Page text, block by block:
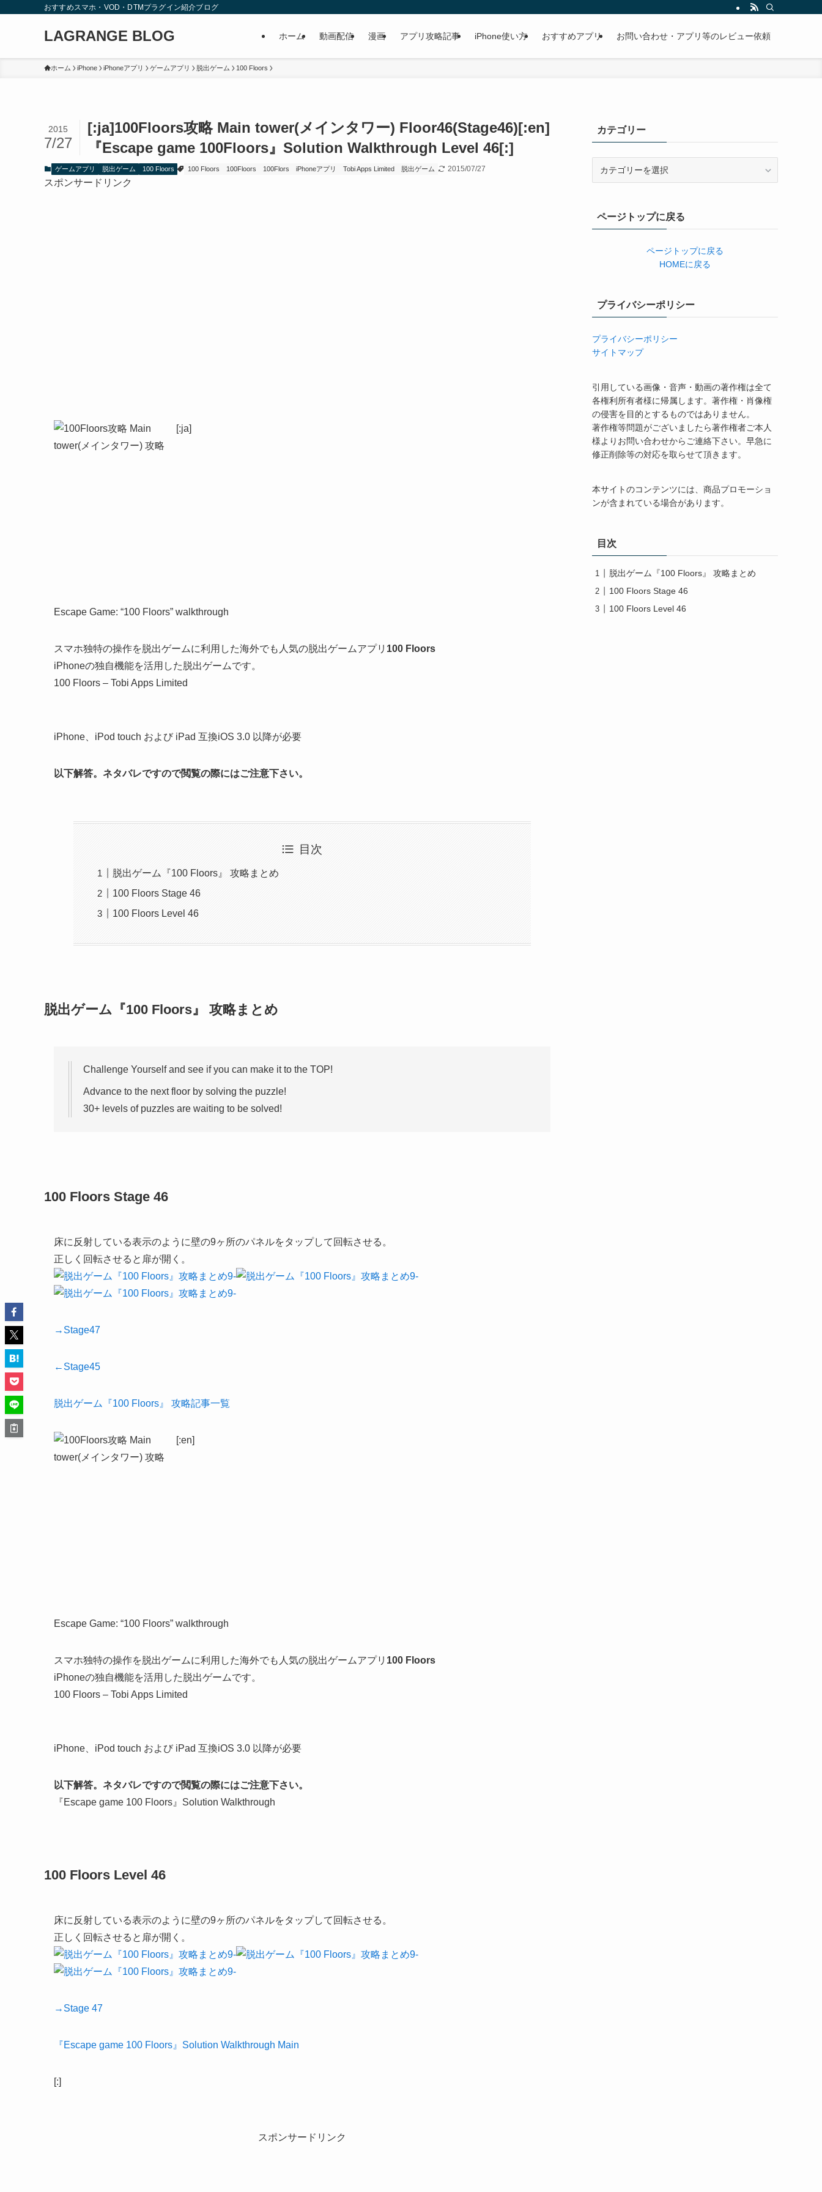
おすすめスマホ・VOD・DTMプラグイン紹介ブログ
LAGRANGE BLOG ホーム 動画配信 漫画 アプリ攻略記事 iPhone使い方 おすすめアプリ お問い合わせ・アプリ等のレビュー依頼
ホーム iPhone iPhoneアプリ ゲームアプリ 脱出ゲーム 100 Floors
[:ja]100Floors攻略 Main tower(メインタワー) Floor46(Stage46)[:en]
『Escape game 100Floors』Solution Walkthrough Level 46[:]
2015
7/27
ゲームアプリ 脱出ゲーム 100 Floors 100 Floors 100Floors 100Flors iPhoneアプリ Tobi Apps Limited 脱出ゲーム 2015/07/27
スポンサードリンク
[:ja]
Escape Game: “100 Floors” walkthrough
スマホ独特の操作を脱出ゲームに利用した海外でも人気の脱出ゲームアプリ 100 Floors
iPhoneの独自機能を活用した脱出ゲームです。
100 Floors – Tobi Apps Limited
iPhone、iPod touch および iPad 互換iOS 3.0 以降が必要
以下解答。ネタバレですので閲覧の際にはご注意下さい。
目次
脱出ゲーム『100 Floors』 攻略まとめ
100 Floors Stage 46
100 Floors Level 46
脱出ゲーム『100 Floors』 攻略まとめ
Challenge Yourself and see if you can make it to the TOP!
Advance to the next floor by solving the puzzle!
30+ levels of puzzles are waiting to be solved!
100 Floors Stage 46
床に反射している表示のように壁の9ヶ所のパネルをタップして回転させる。
正しく回転させると扉が開く。
→Stage47
←Stage45
脱出ゲーム『100 Floors』 攻略記事一覧
[:en]
Escape Game: “100 Floors” walkthrough
スマホ独特の操作を脱出ゲームに利用した海外でも人気の脱出ゲームアプリ 100 Floors
iPhoneの独自機能を活用した脱出ゲームです。
100 Floors – Tobi Apps Limited
iPhone、iPod touch および iPad 互換iOS 3.0 以降が必要
以下解答。ネタバレですので閲覧の際にはご注意下さい。
『Escape game 100 Floors』Solution Walkthrough
100 Floors Level 46
床に反射している表示のように壁の9ヶ所のパネルをタップして回転させる。
正しく回転させると扉が開く。
→Stage 47
『Escape game 100 Floors』Solution Walkthrough Main
[:]
スポンサードリンク
カテゴリー
ーページトップに戻る
ページトップに戻る
HOMEに戻る
プライバシーポリシー
プライバシーポリシー
サイトマップ
引用している画像・音声・動画の著作権は全て
各権利所有者様に帰属します。著作権・肖像権
の侵害を目的とするものではありません。
著作権等問題がございましたら著作権者ご本人
様よりお問い合わせからご連絡下さい。早急に
修正削除等の対応を取らせて頂きます。
本サイトのコンテンツには、商品プロモーショ
ンが含まれている場合があります。
目次
脱出ゲーム『100 Floors』 攻略まとめ
100 Floors Stage 46
100 Floors Level 46